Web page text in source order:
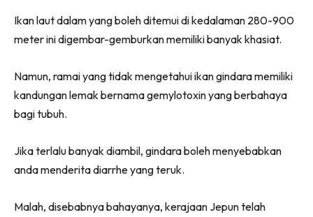
Ikan laut dalam yang boleh ditemui di kedalaman 280-900
meter ini digembar-gemburkan memiliki banyak khasiat.
Namun, ramai yang tidak mengetahui ikan gindara memiliki
kandungan lemak bernama gemylotoxin yang berbahaya
bagi tubuh.
Jika terlalu banyak diambil, gindara boleh menyebabkan
anda menderita diarrhe yang teruk.
Malah, disebabnya bahayanya, kerajaan Jepun telah